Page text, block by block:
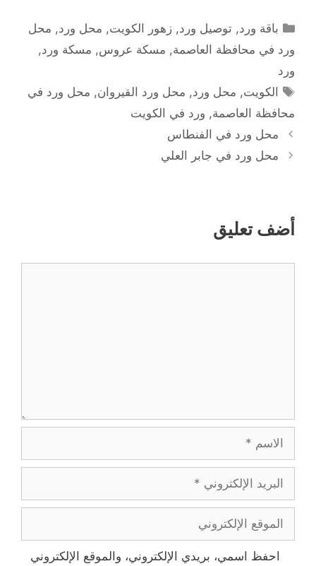
التصنيفات
باقة ورد,توصيل ورد,زهور الكويت, محل ورد, محل
ورد في محافظة العاصمة, مسكة عروس, مسكة ورد,
ورد
الوسوم
الكويت, محل ورد, محل ورد القيروان, محل ورد في
محافظة العاصمة, ورد في الكويت
محل ورد في الفنطاس
محل ورد في جابر العلي
أضف تعليق
الاسم
البريد
الإلكتروني
الموقع
الإلكتروني
احفظ اسمي، بريدي الإلكتروني، والموقع الإلكتروني